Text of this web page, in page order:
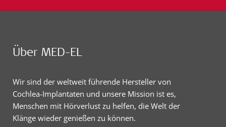
Über MED-EL
Wir sind der weltweit führende Hersteller von
Cochlea-Implantaten und unsere Mission ist es,
Menschen mit Hörverlust zu helfen, die Welt der
Klänge wieder genießen zu können.